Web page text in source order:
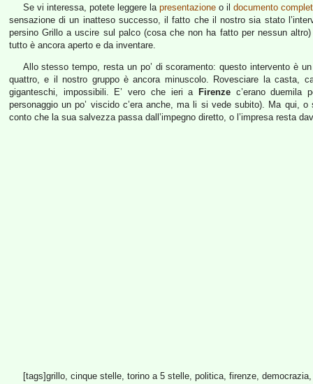
Se vi interessa, potete leggere la presentazioneo ildocumento
sensazione di un inatteso successo, il fatto che il nostro sia stato
persino Grillo a uscire sul palco (cosa che non ha fatto per nessun
tutto è ancora aperto e da inventare.
Allo stesso tempo, resta un po’ di scoramento: questo intervento è
quattro, e il nostro gruppo è ancora minuscolo. Rovesciare la casta,
giganteschi, impossibili. E’ vero che ieri a Firenzec’erano duemila
personaggio un po’ viscido c’era anche, ma li si vede subito). Ma qui,
conto che la sua salvezza passa dall’impegno diretto, o l’impresa resta
[tags]grillo, cinque stelle, torino a 5 stelle, politica, firenze,